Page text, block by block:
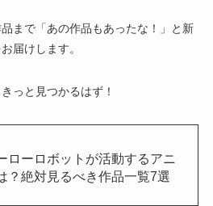
まで「あの作品もあったな！」と新
届けします。
っと見つかるはず！
ローロボットが活動するアニ
？絶対見るべき作品一覧7選